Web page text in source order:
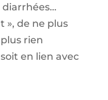
diarrhées…
», de ne plus
rien
en lien avec